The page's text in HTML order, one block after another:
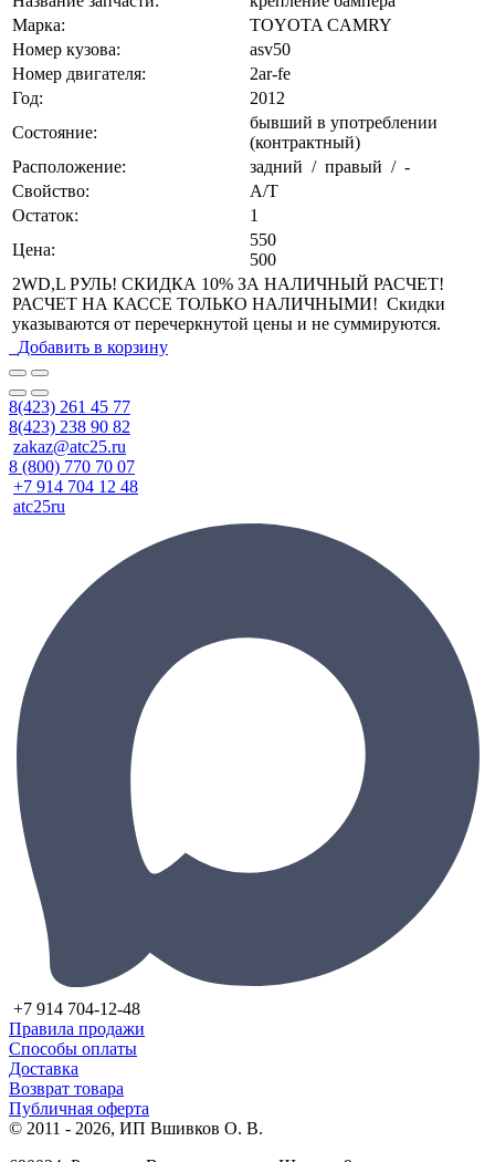
Марка:
TOYOTA CAMRY
Номер кузова:
asv50
Номер двигателя:
2ar-fe
Год:
2012
Состояние:
бывший в употреблении
(контрактный)
Расположение:
задний / правый / -
Свойство:
A/T
Остаток:
1
Цена:
550
500
2WD,L РУЛЬ! СКИДКА 10% ЗА НАЛИЧНЫЙ РАСЧЕТ!
РАСЧЕТ НА КАССЕ ТОЛЬКО НАЛИЧНЫМИ! Скидки
указываются от перечеркнутой цены и не суммируются.
Добавить в корзину
8(423) 261 45 77
8(423) 238 90 82
zakaz@atc25.ru
8 (800) 770 70 07
+7 914 704 12 48
atc25ru
+7 914 704-12-48
Правила продажи
Способы оплаты
Доставка
Возврат товара
Публичная оферта
© 2011 - 2026, ИП Вшивков О. В.